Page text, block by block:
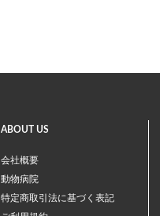
ABOUT US
会社概要
動物病院
特定商取引法に基づく表記